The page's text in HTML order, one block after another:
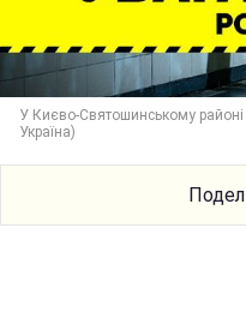
У Києво-Святошинському
Україна)